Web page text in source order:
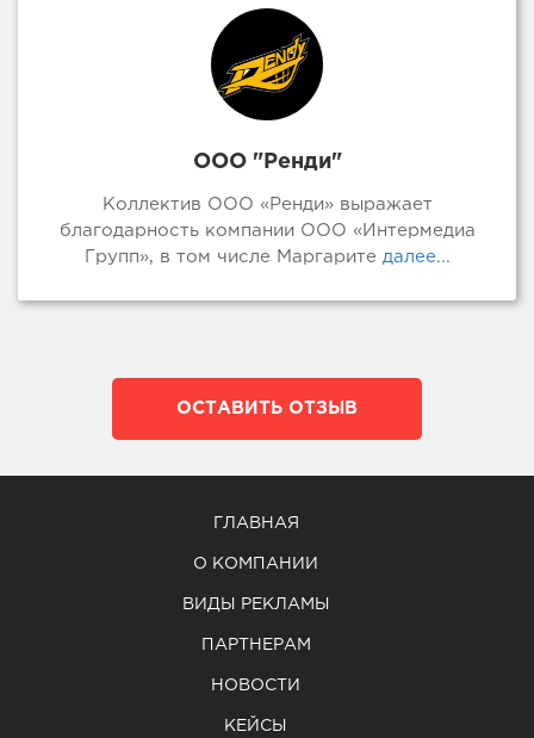
ООО "Ренди"
Коллектив ООО «Ренди» выражает
благодарность компании ООО «Интермедиа
Групп», в том числе Маргарите далее...
ОСТАВИТЬ ОТЗЫВ
ГЛАВНАЯ
О КОМПАНИИ
ВИДЫ РЕКЛАМЫ
ПАРТНЕРАМ
НОВОСТИ
КЕЙСЫ